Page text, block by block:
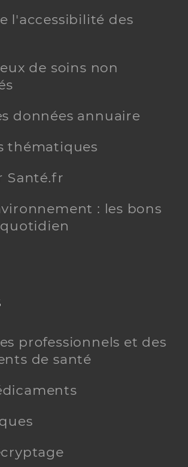
l'accessibilité des
de soins non
données annuaire
thématiques
Santé.fr
: les bons
professionnels et des
de santé